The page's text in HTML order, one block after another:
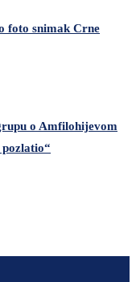
foto snimak Crne
o Amfilohijevom